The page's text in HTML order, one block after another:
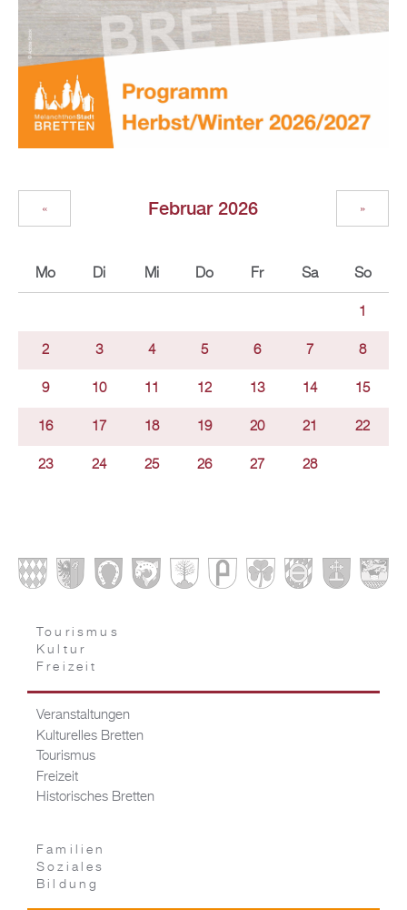
Februar 2026
« »
Mo Di Mi Do Fr Sa So
1
2 3 4 5 6 7 8
9 10 11 12 13 14 15
16 17 18 19 20 21 22
23 24 25 26 27 28
Tourismus
Kultur
Freizeit
Veranstaltungen
Kulturelles Bretten
Tourismus
Freizeit
Historisches Bretten
Familien
Soziales
Bildung